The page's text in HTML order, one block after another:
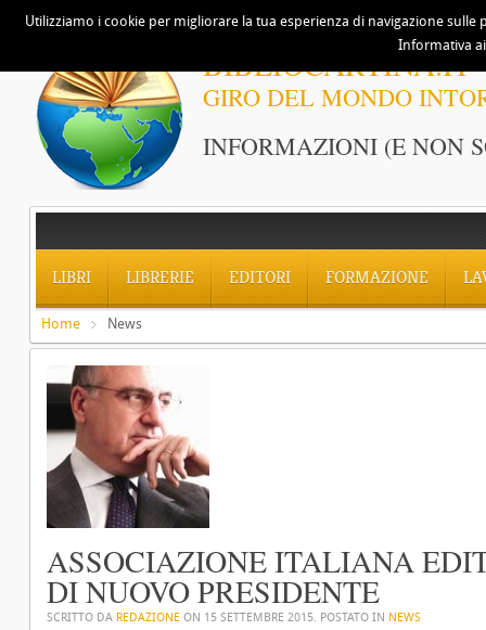
BIBLIOCARTINA.IT
GIRO DEL MONDO
INFORMAZIONI (E NON
LIBRI LIBRERIE EDITORI FORMAZIONE
Home News
ASSOCIAZIONE ITALIANA
DI NUOVO PRESIDENTE
SCRITTO DA REDAZIONE ON 15 SETTEMBRE 2015. POSTATO IN NEWS
Utilizziamo i cookie per migliorare la tua esperienza di navigazione
Informativa ai